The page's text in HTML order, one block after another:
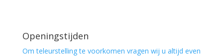
Openingstijden
Om teleurstelling te voorkomen vragen wij u altijd even